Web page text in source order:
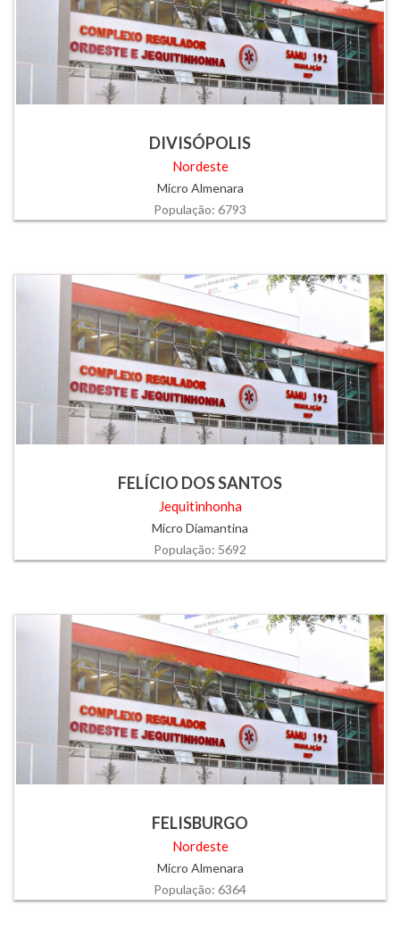
DIVISÓPOLIS
Nordeste
Micro Almenara
População: 6793
FELÍCIO DOS SANTOS
Jequitinhonha
Micro Diamantina
População: 5692
FELISBURGO
Nordeste
Micro Almenara
População: 6364